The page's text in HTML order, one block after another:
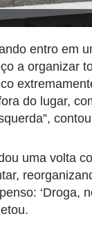
entro em
a organizar
do lugar,
uma volta
‘Droga,